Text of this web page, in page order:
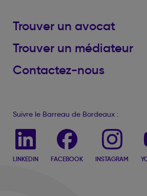
Trouver un avocat
Trouver un médiateur
Contactez-nous
Suivre le Barreau de Bordeaux :
LINKEDIN FACEBOOK INSTAGRAM